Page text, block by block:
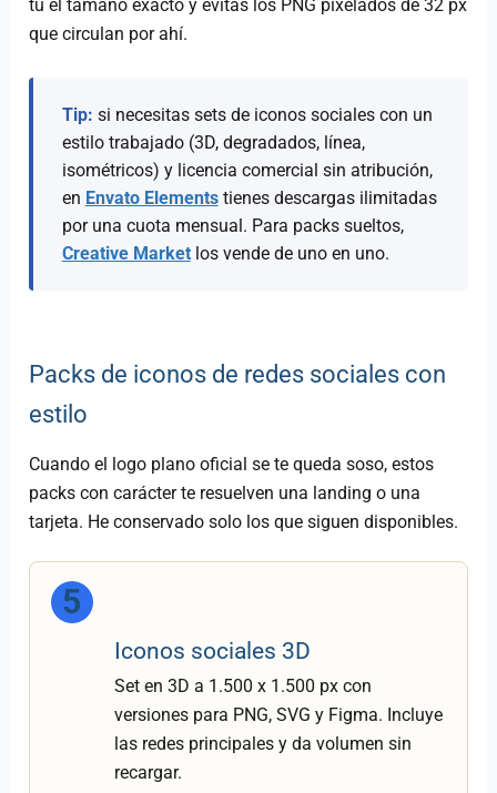
tú el tamaño exacto y evitas los PNG pixelados de 32 px
que circulan por ahí.
Tip: si necesitas sets de iconos sociales con un
estilo trabajado (3D, degradados, línea,
isométricos) y licencia comercial sin atribución,
en Envato Elementstienes descargas ilimitadas
por una cuota mensual. Para packs sueltos,
Creative Marketlos vende de uno en uno.
Packs de iconos de redes sociales con
estilo
Cuando el logo plano oficial se te queda soso, estos
packs con carácter te resuelven una landing o una
tarjeta. He conservado solo los que siguen disponibles.
5
Iconos sociales 3D
Set en 3D a 1.500 x 1.500 px con
versiones para PNG, SVG y Figma. Incluye
las redes principales y da volumen sin
recargar.